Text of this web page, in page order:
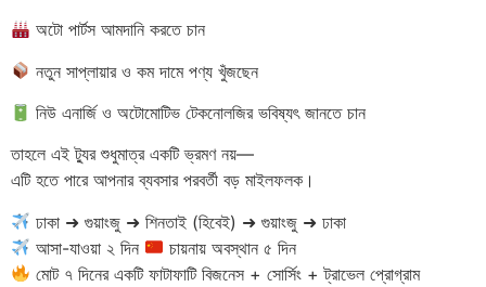
অটো পার্টস আমদানি করতে চান
নতুন সাপ্লায়ার ও কম দামে পণ্য খুঁজছেন
নিউ এনার্জি ও অটোমোটিভ টেকনোলজির ভবিষ্যৎ জানতে চান
তাহলে এই ট্যুর শুধুমাত্র একটি ভ্রমণ নয়—
এটি হতে পারে আপনার ব্যবসার পরবর্তী বড় মাইলফলক।
ঢাকা ➜ গুয়াংজু ➜ শিনতাই (হিবেই) ➜ গুয়াংজু ➜ ঢাকা
আসা-যাওয়া ২ দিন
চায়নায় অবস্থান ৫ দিন
মোট ৭ দিনের একটি ফাটাফাটি বিজনেস + সোর্সিং + ট্রাভেল প্রোগ্রাম